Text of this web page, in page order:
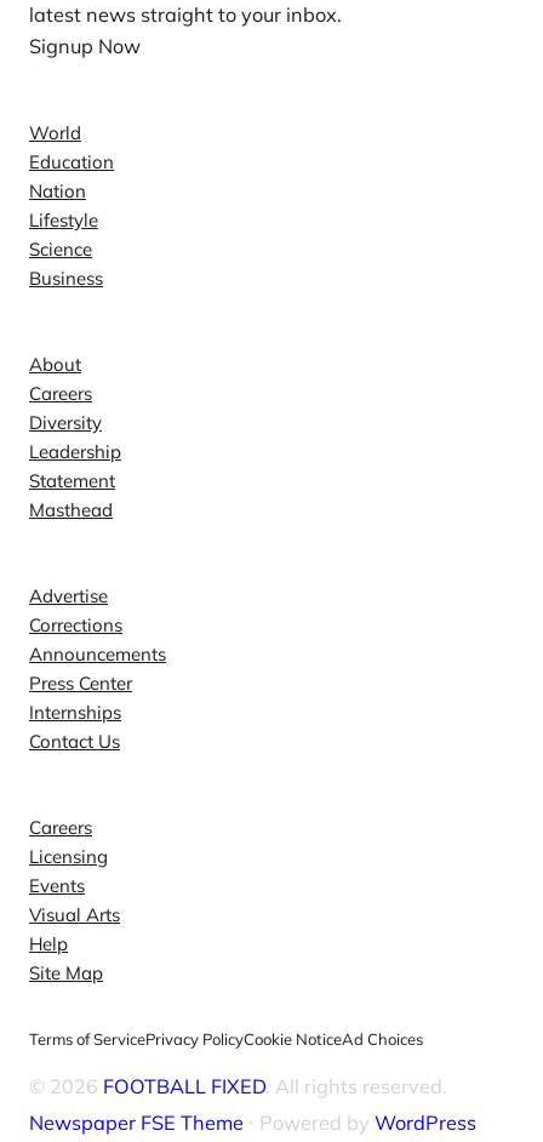
latest news straight to your inbox.
Signup Now
World
Education
Nation
Lifestyle
Science
Business
About
Careers
Diversity
Leadership
Statement
Masthead
Advertise
Corrections
Announcements
Press Center
Internships
Contact Us
Careers
Licensing
Events
Visual Arts
Help
Site Map
Terms of ServicePrivacy PolicyCookie NoticeAd Choices
© 2026 FOOTBALL FIXED. All rights reserved.
Newspaper FSE Theme ⋅ Powered by WordPress